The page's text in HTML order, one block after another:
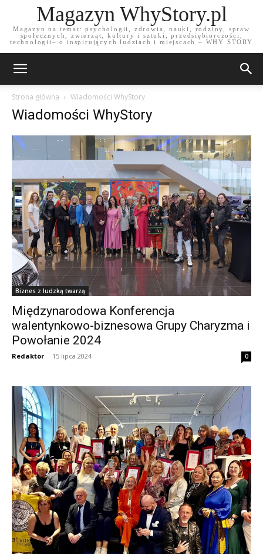
Magazyn WhyStory.pl
Magazyn na temat: psychologii, zdrowia, nauki, rodziny, spraw
społecznych, zwierząt, kultury i sztuki, przedsiębiorczości,
technologii– o inspirujących ludziach i miejscach – WHY STORY
Strona główna Wiadomości WhyStory
Wiadomości WhyStory
Biznes z ludzką twarzą
Międzynarodowa Konferencja
walentynkowo-biznesowa Grupy Charyzma i
Powołanie 2024
Redaktor - 15 lipca 2024 0